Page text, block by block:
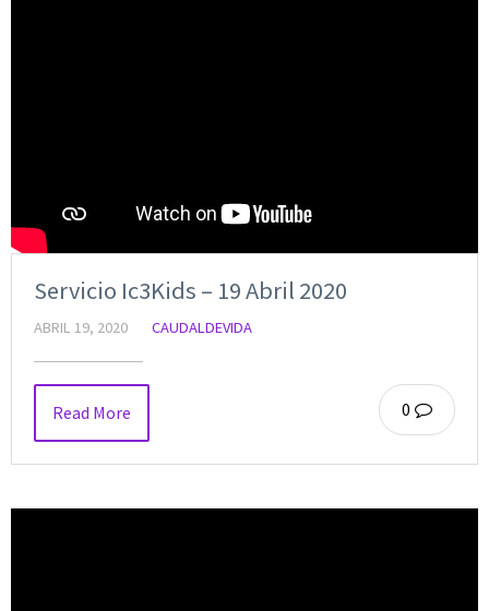
Servicio Ic3Kids – 19 Abril 2020
ABRIL 19, 2020 CAUDALDEVIDA
0
Read More